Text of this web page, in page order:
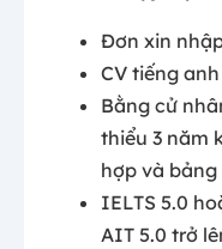
Đơn xin
CV tiếng
Bằng cử
thiểu 3 năm
hợp và
IELTS 5.0
AIT 5.0 trở